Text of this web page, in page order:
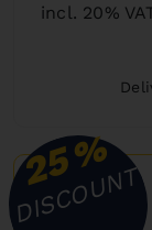
incl. 20%
25%
DISCOUNT